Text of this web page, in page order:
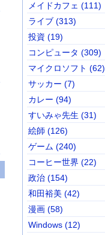
メイドカフェ (111)
ライブ (313)
投資 (19)
コンピュータ (309)
マイクロソフト (62)
サッカー (7)
カレー (94)
すいみゃ先生 (31)
絵師 (126)
ゲーム (240)
コーヒー世界 (22)
政治 (154)
和田裕美 (42)
漫画 (58)
Windows (12)